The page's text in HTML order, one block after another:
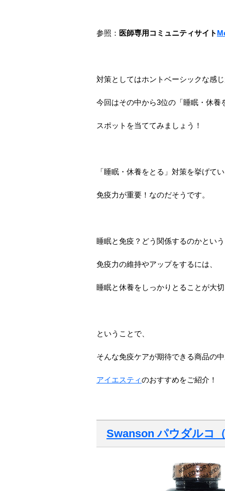
参照： 医師専用コミュニティサイト
対策としてはホントベーシックな感
今回はその中から3位の「睡眠・休養
スポットを当ててみましょう！
「睡眠・休養をとる」対策を挙げて
免疫力が重要！なのだそうです。
睡眠と免疫？どう関係するのかとい
免疫力の維持やアップをするには、
睡眠と休養をしっかりとることが大
ということで、
そんな免疫ケアが期待できる商品の
アイエスティのおすすめをご紹介！
Swansonパウダルコ